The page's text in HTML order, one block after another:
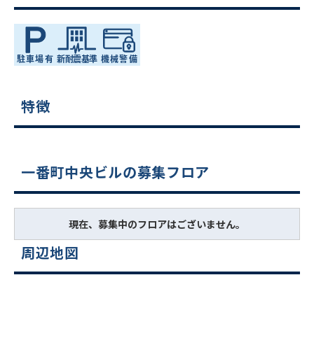
特徴
一番町中央ビルの募集フロア
現在、募集中のフロアはございません。
周辺地図